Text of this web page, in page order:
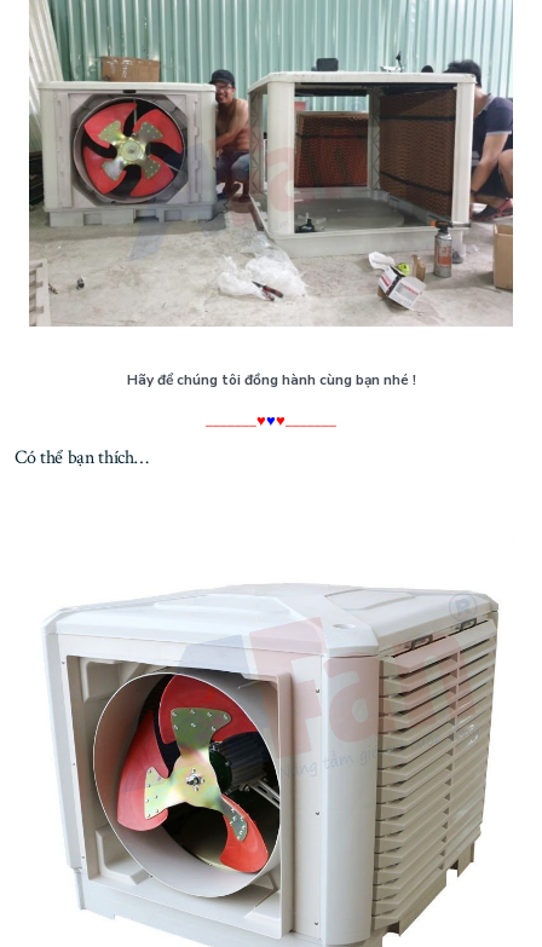
Hãy để chúng tôi đồng hành cùng bạn nhé !
_______♥♥♥_______
Có thể bạn thích…